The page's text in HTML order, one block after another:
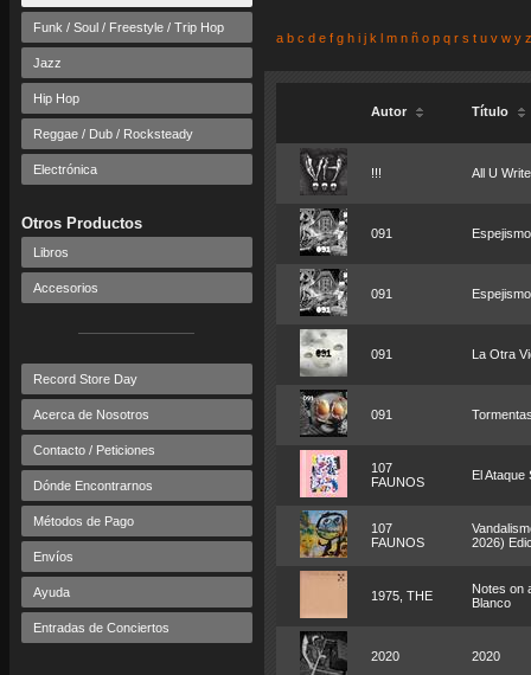
Funk / Soul / Freestyle / Trip Hop
Jazz
Hip Hop
Reggae / Dub / Rocksteady
Electrónica
Otros Productos
Libros
Accesorios
Record Store Day
Acerca de Nosotros
Contacto / Peticiones
Dónde Encontrarnos
Métodos de Pago
Envíos
Ayuda
Entradas de Conciertos
a b c d e f g h i j k l m n ñ o p q r s t u v w y z
Autor Título
!!! All U
091
091
091 La Otra
091
107
FAUNOS
El Ataque
107
FAUNOS
2026)
1975, THE
Notes on
Blanco
2020 2020